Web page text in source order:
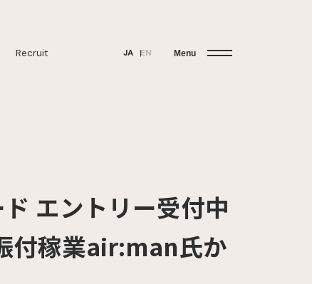
Recruit JA EN Menu
エントリー受付中
付稼業air:man氏か